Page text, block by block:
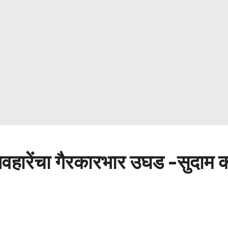
गैरकारभार उघड -सुदाम